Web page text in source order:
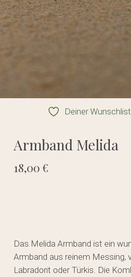
Deiner
Armband Melida
18,00 €
Das Melida Armband ist ein
Armband aus reinem Messing,
Labradorit oder Türkis. Die